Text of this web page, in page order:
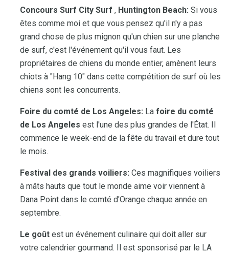
Concours Surf City Surf , Huntington Beach: Si vous
êtes comme moi et que vous pensez qu'il n'y a pas
grand chose de plus mignon qu'un chien sur une planche
de surf, c'est l'événement qu'il vous faut. Les
propriétaires de chiens du monde entier, amènent leurs
chiots à "Hang 10" dans cette compétition de surf où les
chiens sont les concurrents.
Foire du comté de Los Angeles: La foire du comté
de Los Angeles est l'une des plus grandes de l'État. Il
commence le week-end de la fête du travail et dure tout
le mois.
Festival des grands voiliers: Ces magnifiques voiliers
à mâts hauts que tout le monde aime voir viennent à
Dana Point dans le comté d'Orange chaque année en
septembre.
Le goût est un événement culinaire qui doit aller sur
votre calendrier gourmand. Il est sponsorisé par le LA